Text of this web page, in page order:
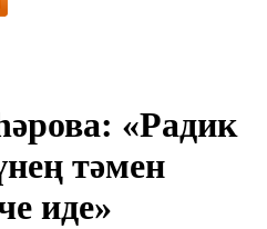
«Радик
тәмен
иде»